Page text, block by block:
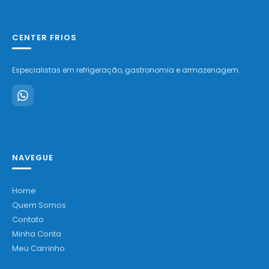
CENTER FRIOS
Especialistas em refrigeração, gastronomia e armazenagem.
NAVEGUE
Home
Quem Somos
Contato
Minha Conta
Meu Carrinho